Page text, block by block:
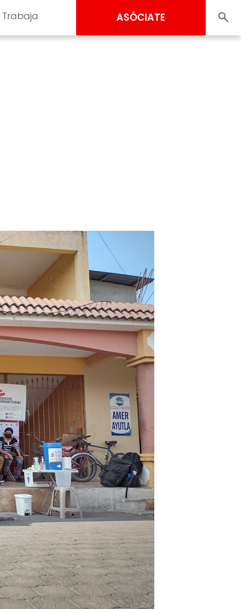
Trabaja ASÓCIATE